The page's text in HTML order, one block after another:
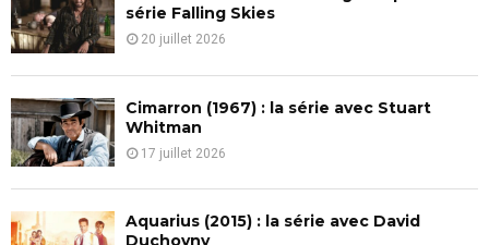
série Falling Skies
20 juillet 2026
Cimarron (1967) : la série avec Stuart
Whitman
17 juillet 2026
Aquarius (2015) : la série avec David
Duchovny